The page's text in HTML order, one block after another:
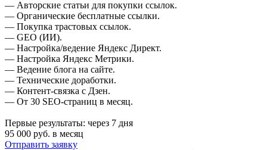
— Авторские статьи для покупки ссылок.
— Органические бесплатные ссылки.
— Покупка трастовых ссылок.
— GEO (ИИ).
— Настройка/ведение Яндекс Директ.
— Настройка Яндекс Метрики.
— Ведение блога на сайте.
— Технические доработки.
— Контент-связка с Дзен.
— От 30 SEO-страниц в месяц.
Первые результаты: через 7 дня
95 000 руб. в месяц
Отправить заявку